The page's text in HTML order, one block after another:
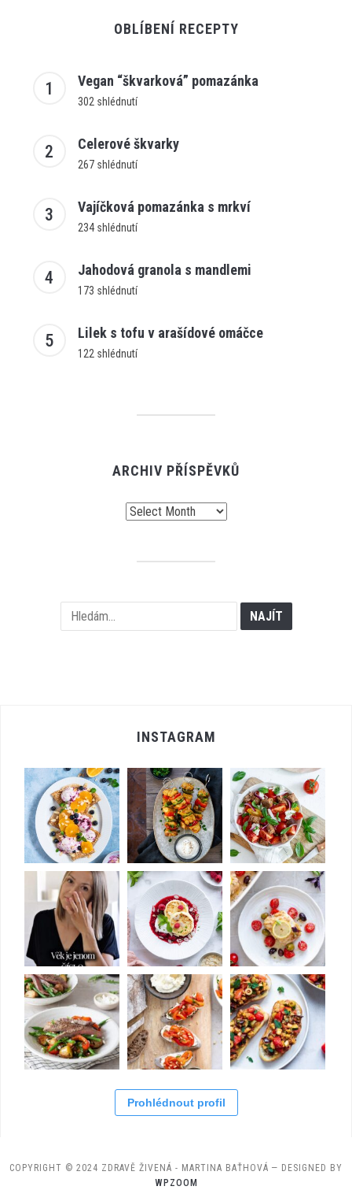
OBLÍBENÍ RECEPTY
Vegan “škvarková” pomazánka
302 shlédnutí
Celerové škvarky
267 shlédnutí
Vajíčková pomazánka s mrkví
234 shlédnutí
Jahodová granola s mandlemi
173 shlédnutí
Lilek s tofu v arašídové omáčce
122 shlédnutí
ARCHIV PŘÍSPĚVKŮ
INSTAGRAM
Prohlédnout profil
COPYRIGHT © 2024 ZDRAVĚ ŽIVENÁ - MARTINA BAŤHOVÁ — DESIGNED BY
WPZOOM